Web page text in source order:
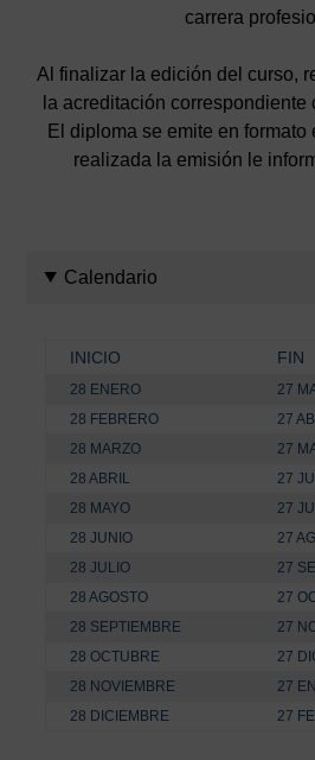
carrera
Al finalizar la edición del curso,
la acreditación
El diploma se emite en
realizada la emisión le
Calendario
INICIO FIN
28 ENERO
27
28 FEBRERO
27
28 MARZO
27
28 ABRIL
27
28 MAYO
27
28 JUNIO
27
28 JULIO
27
28 AGOSTO
27
28 SEPTIEMBRE
27
28 OCTUBRE
27
28 NOVIEMBRE
27
28 DICIEMBRE
27